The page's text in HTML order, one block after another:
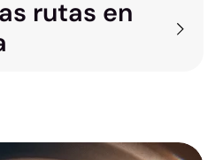
rutas en